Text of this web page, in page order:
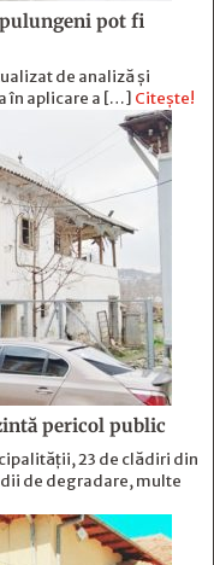
pot fi
de analiză și
în aplicare a […] Citește!
pericol public
23 de clădiri din
de degradare, multe